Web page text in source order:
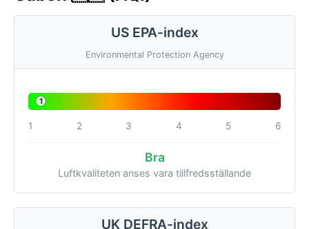
US EPA-index
Environmental Protection Agency
1
1 2 3 4 5 6
Bra
Luftkvaliteten anses vara tillfredsställande
UK DEFRA-index